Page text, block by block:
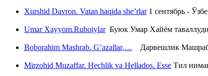
Xurshid Davron. Vatan haqida she’rlar1 сентябрь -
Umar Xayyom.RuboiylarБуюк Умар Хайём
Boborahim Mashrab. G’azallar,… Дарвешлик Машраб
Mirzohid Muzaffar. Hechlik va Hellados. Esse Тил